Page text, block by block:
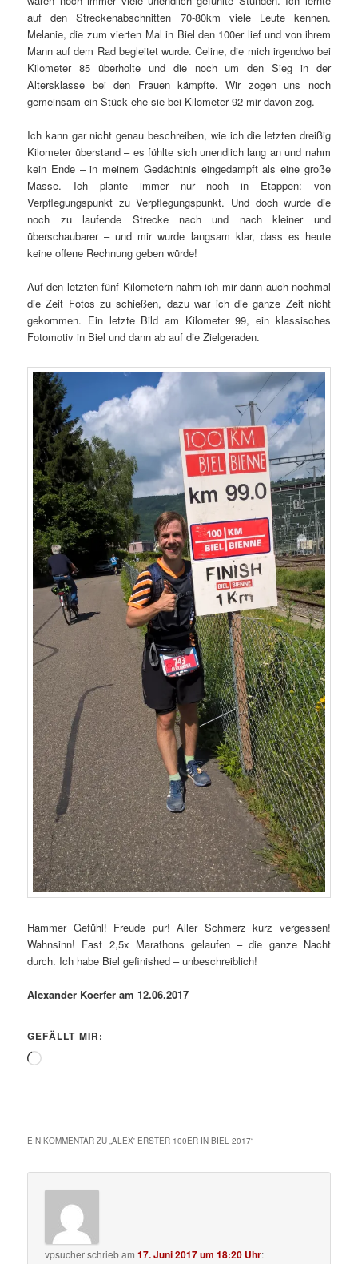
auf den Streckenabschnitten 70-80km viele Leute kennen.
Melanie, die zum vierten Mal in Biel den 100er lief und von ihrem
Mann auf dem Rad begleitet wurde. Celine, die mich irgendwo bei
Kilometer 85 überholte und die noch um den Sieg in der
Altersklasse bei den Frauen kämpfte. Wir zogen uns noch
gemeinsam ein Stück ehe sie bei Kilometer 92 mir davon zog.
Ich kann gar nicht genau beschreiben, wie ich die letzten dreißig
Kilometer überstand – es fühlte sich unendlich lang an und nahm
kein Ende – in meinem Gedächtnis eingedampft als eine große
Masse. Ich plante immer nur noch in Etappen: von
Verpflegungspunkt zu Verpflegungspunkt. Und doch wurde die
noch zu laufende Strecke nach und nach kleiner und
überschaubarer – und mir wurde langsam klar, dass es heute
keine offene Rechnung geben würde!
Auf den letzten fünf Kilometern nahm ich mir dann auch nochmal
die Zeit Fotos zu schießen, dazu war ich die ganze Zeit nicht
gekommen. Ein letzte Bild am Kilometer 99, ein klassisches
Fotomotiv in Biel und dann ab auf die Zielgeraden.
Hammer Gefühl! Freude pur! Aller Schmerz kurz vergessen!
Wahnsinn! Fast 2,5x Marathons gelaufen – die ganze Nacht
durch. Ich habe Biel gefinished – unbeschreiblich!
Alexander Koerfer am 12.06.2017
GEFÄLLT MIR:
Wird
EIN KOMMENTAR ZU „ALEX' ERSTER 100ER IN BIEL 2017“
vpsucherschriebam17. Juni 2017 um 18:20 Uhr: